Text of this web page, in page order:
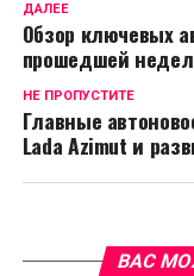
ДАЛЕЕ
Обзор ключевых
прошедшей
НЕ ПРОПУСТИТЕ
Главные
Lada Azimut и
ВАС